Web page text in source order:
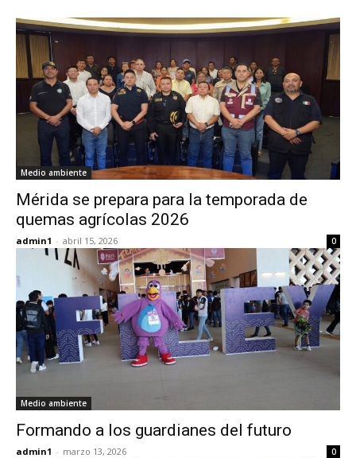
Medio ambiente
Mérida se prepara para la temporada de
quemas agrícolas 2026
admin1 - abril 15, 2026 0
Medio ambiente
Formando a los guardianes del futuro
admin1 - marzo 13, 2026 0